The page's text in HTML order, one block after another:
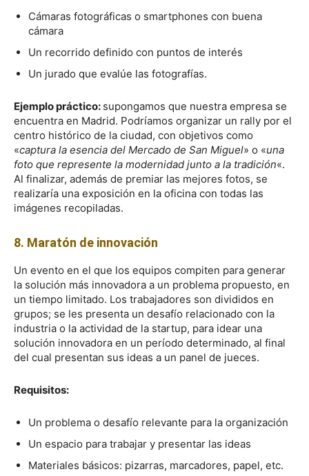
Cámaras fotográficas o smartphones con buena
cámara
Un recorrido definido con puntos de interés
Un jurado que evalúe las fotografías.
Ejemplo práctico: supongamos que nuestra empresa se
encuentra en Madrid. Podríamos organizar un rally por el
centro histórico de la ciudad, con objetivos como
«captura la esencia del Mercado de San Miguel» o «una
foto que represente la modernidad junto a la tradición«.
Al finalizar, además de premiar las mejores fotos, se
realizaría una exposición en la oficina con todas las
imágenes recopiladas.
8. Maratón de innovación
Un evento en el que los equipos compiten para generar
la solución más innovadora a un problema propuesto, en
un tiempo limitado. Los trabajadores son divididos en
grupos; se les presenta un desafío relacionado con la
industria o la actividad de la startup, para idear una
solución innovadora en un período determinado, al final
del cual presentan sus ideas a un panel de jueces.
Requisitos:
Un problema o desafío relevante para la organización
Un espacio para trabajar y presentar las ideas
Materiales básicos: pizarras, marcadores, papel, etc.